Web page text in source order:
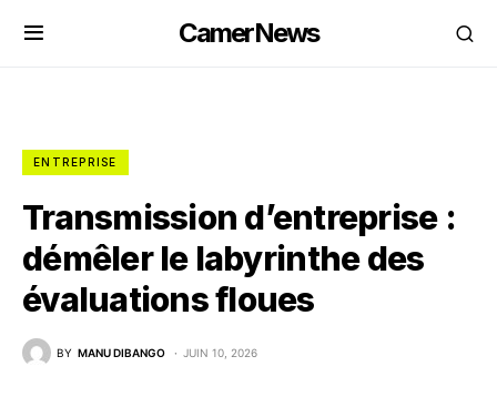
CamerNews
ENTREPRISE
Transmission d’entreprise :
démêler le labyrinthe des
évaluations floues
BY MANU DIBANGO JUIN 10, 2026